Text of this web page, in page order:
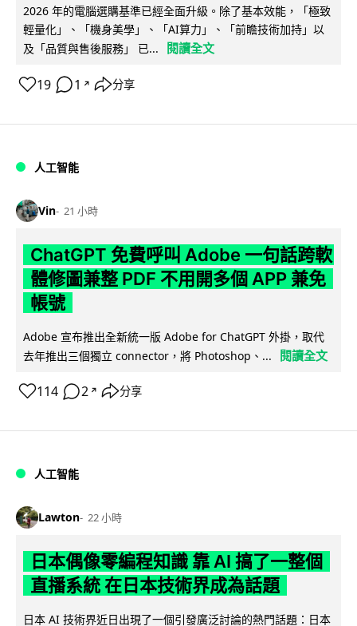
2026 年的電腦選購基準已經全面升級。除了基本效能，「極致
輕量化」、「機身美學」、「AI算力」、「前瞻技術加持」以
及「品質與售後服務」 已...
閱讀全文
19 1 ↗ 分享
人工智能
Vin 21 小時
ChatGPT 免費呼叫 Adobe 一句話跨軟
體修圖兼整 PDF 不用開多個 APP 兼免
帳號
Adobe 宣布推出全新統一版 Adobe for ChatGPT 外掛，取代
去年推出三個獨立 connector，將 Photoshop、...
閱讀全文
114 2 ↗ 分享
人工智能
Lawton 22 小時
日本偶像零編程知識 靠 AI 搞了一整個
直播系統 在日本技術界成為話題
日本 AI 技術界近日出現了一個引發廣泛討論的熱門話題：日本